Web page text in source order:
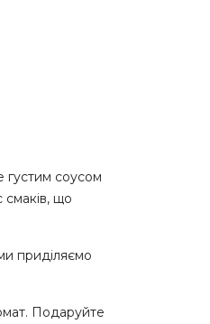
густим соусом
що
приділяємо
Подаруйте